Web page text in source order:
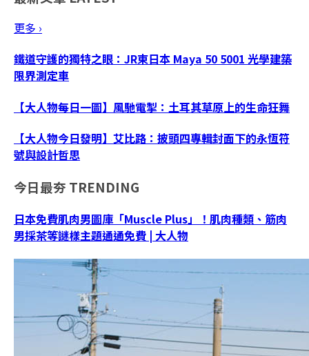
更多 ›
鐵道守護的獨特之眼：JR東日本 Maya 50 5001 光學建築
限界測定車
【大人物每日一圖】風馳電掣：土耳其草原上的生命狂舞
【大人物今日發明】艾比路：披頭四專輯封面下的永恆符
號與設計哲思
今日最夯 TRENDING
日本免費肌肉男圖庫「Muscle Plus」！肌肉種類、筋肉
男採茶等謎樣主題通通免費 | 大人物